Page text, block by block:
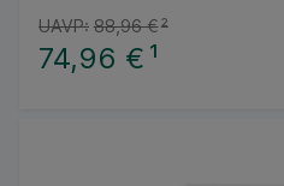
74,96 € ¹
UAVP: 88,96 €²